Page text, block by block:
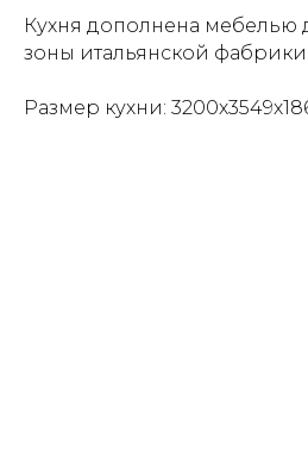
Кухня дополнена мебелью
зоны итальянской фабрики
Размер кухни: